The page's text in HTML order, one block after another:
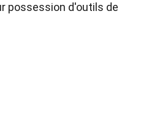
possession d'outils de